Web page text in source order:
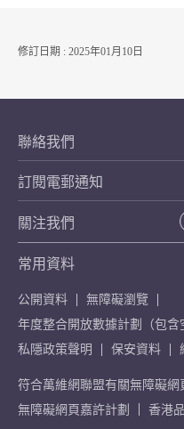
修訂日期 : 2025年01月10日
聯絡我們
訂閱電郵通知
關注我們
常用資料
公開資料
無障礙瀏覽
年度整合開放數據計劃（包含
私隱政策聲明
保安資料
符合萬維網聯盟有關無障礙
無障礙網頁嘉許計劃
香港